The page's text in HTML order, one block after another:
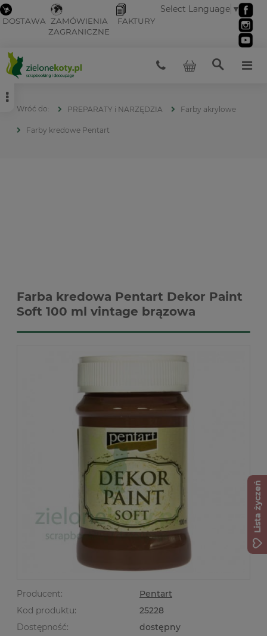
DOSTAWA ZAMÓWIENIA
ZAGRANICZNE
FAKTURY
Select Language ▼
PREPARATY i NARZĘDZIA Farby akrylowe
Farby kredowe Pentart
Farba kredowa Pentart Dekor Paint
Soft 100 ml vintage brązowa
Producent:
Pentart
Kod produktu:
25228
Dostępność:
dostępny
Lista życzeń